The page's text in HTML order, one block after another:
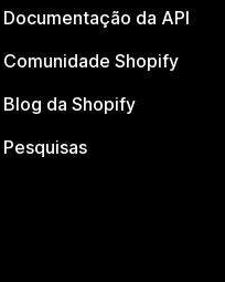
Documentação da API
Comunidade Shopify
Blog da Shopify
Pesquisas